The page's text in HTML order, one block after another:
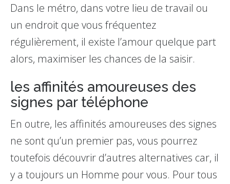
Dans le métro, dans votre lieu de travail ou
un endroit que vous fréquentez
régulièrement, il existe l’amour quelque part
alors, maximiser les chances de la saisir.
les affinités amoureuses des
signes par téléphone
En outre, les affinités amoureuses des signes
ne sont qu’un premier pas, vous pourrez
toutefois découvrir d’autres alternatives car, il
y a toujours un Homme pour vous. Pour tous